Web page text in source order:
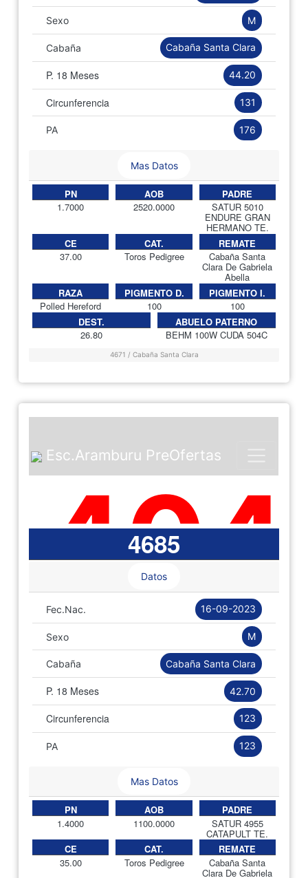
Sexo M
Cabaña Cabaña Santa Clara
P. 18 Meses 44.20
Circunferencia 131
PA 176
Mas Datos
PN
1.7000
AOB
2520.0000
PADRE
SATUR 5010
ENDURE GRAN
HERMANO TE.
CE
37.00
CAT.
Toros Pedigree
REMATE
Cabaña Santa
Clara De Gabriela
Abella
RAZA
Polled Hereford
PIGMENTO D.
100
PIGMENTO I.
100
DEST.
26.80
ABUELO PATERNO
BEHM 100W CUDA 504C
4671 / Cabaña Santa Clara
4685
Datos
Fec.Nac. 16-09-2023
Sexo M
Cabaña Cabaña Santa Clara
P. 18 Meses 42.70
Circunferencia 123
PA 123
Mas Datos
PN
1.4000
AOB
1100.0000
PADRE
SATUR 4955
CATAPULT TE.
CE
35.00
CAT.
Toros Pedigree
REMATE
Cabaña Santa
Clara De Gabriela